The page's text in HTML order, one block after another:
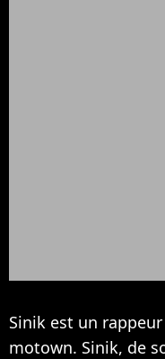
Sinik est un
motown. Sinik, de